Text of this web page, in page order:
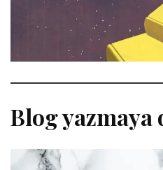
Blog yazmaya